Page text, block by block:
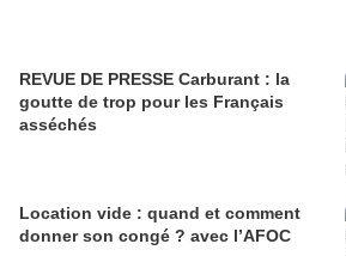
REVUE DE PRESSE Carburant : la
goutte de trop pour les Français
asséchés
Location vide : quand et comment
donner son congé ? avec l’AFOC